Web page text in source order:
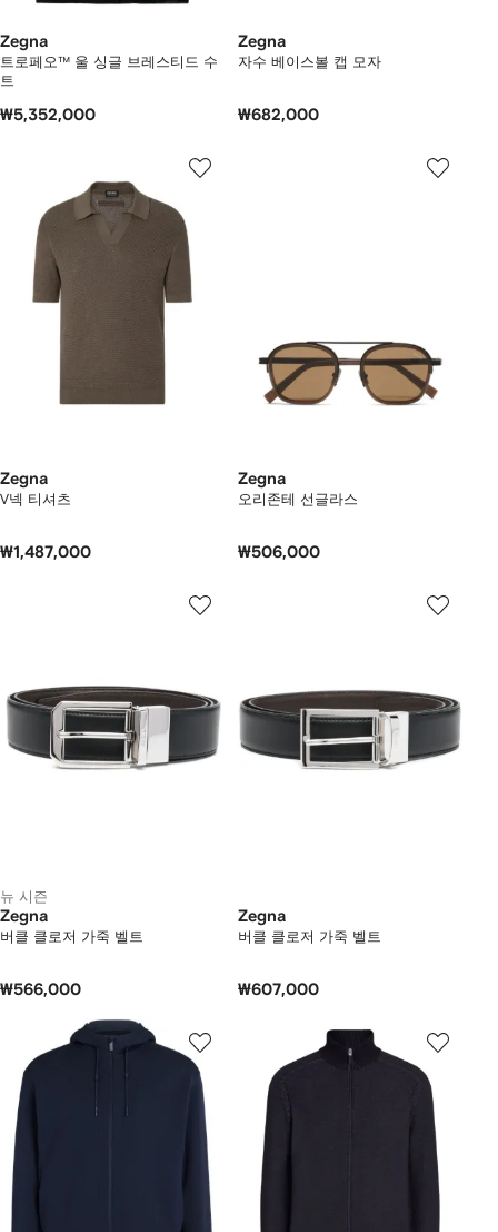
Zegna
트로페오™ 울 싱글 브레스티드 수
트
₩5,352,000
Zegna
자수 베이스볼 캡 모자
₩682,000
Zegna
V넥 티셔츠
₩1,487,000
Zegna
오리존테 선글라스
₩506,000
뉴 시즌
Zegna
버클 클로저 가죽 벨트
₩566,000
Zegna
버클 클로저 가죽 벨트
₩607,000